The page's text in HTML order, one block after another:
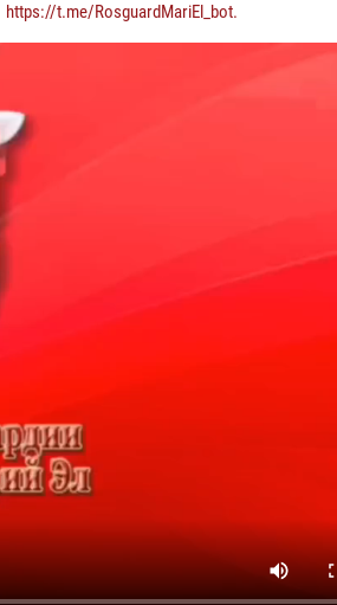
https://t.me/RosguardMariEl_bot.